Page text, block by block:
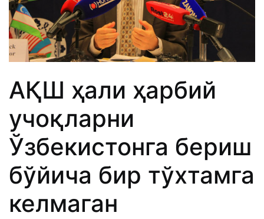
АҚШ ҳали ҳарбий
учоқларни
Ўзбекистонга бериш
бўйича бир тўхтамга
келмаган